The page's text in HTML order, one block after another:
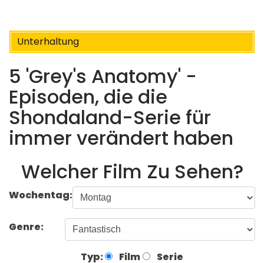
Unterhaltung
5 'Grey's Anatomy' -
Episoden, die die
Shondaland-Serie für
immer verändert haben
Welcher Film Zu Sehen?
Wochentag:
Genre:
Typ: Film Serie